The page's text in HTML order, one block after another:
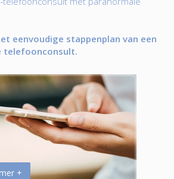
eenvoudige stappenplan van een
telefoonconsult.
+